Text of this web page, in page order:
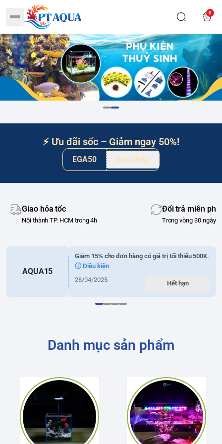
0
⚡ Ưu đãi sốc – Giảm ngay 50%!
EGA50 Sao chép
Giao hỏa tốc
Nội thành TP. HCM trong 4h
Đổi trả miễn phí
Trong vòng 30 ngày
AQUA15
Giảm 15% cho đơn hàng có giá trị tối thiểu 500K.
ⓘ Điều kiện
28/04/2025
Hết hạn
Danh mục sản phẩm